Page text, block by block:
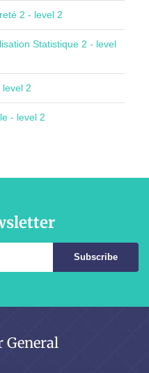
2 - level 2
Statistique 2 - level
level 2
- level 2
Subscribe
General